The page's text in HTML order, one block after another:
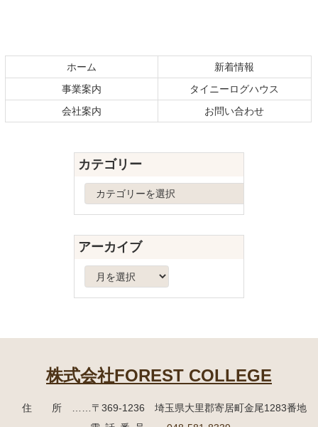
ン
文
の
へ
ホーム
新着情報
事業案内
タイニーログハウス
会社案内
お問い合わせ
カテゴリー
リ
ー
アーカイブ
ー
カ
株式会社FOREST COLLEGE
住所……〒369-1236 埼玉県大里郡寄居町金尾1283番地